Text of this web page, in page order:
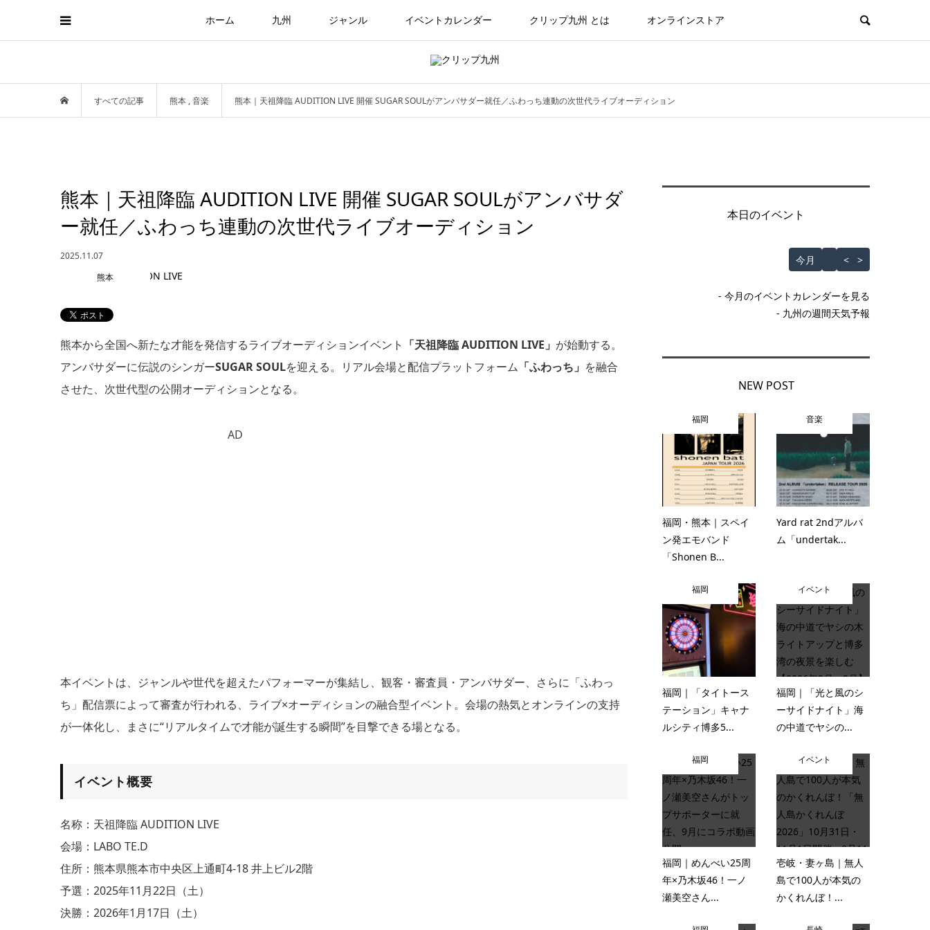
ホーム 九州 ジャンル イベントカレンダー クリップ九州 とは オンラインストア
すべての記事 熊本 ,音楽 熊本｜天祖降臨 AUDITION LIVE 開催 SUGAR SOULがアンバサダー就任／ふわっち連動の次世代ライブオーディション
熊本｜天祖降臨 AUDITION LIVE 開催 SUGAR SOULがアンバサダ
ー就任／ふわっち連動の次世代ライブオーディション
2025.11.07
熊本
熊本から全国へ新たな才能を発信するライブオーディションイベント 「天祖降臨 AUDITION LIVE」 が始動する。
アンバサダーに伝説のシンガーSUGAR SOULを迎える。リアル会場と配信プラットフォーム 「ふわっち」 を融合
させた、次世代型の公開オーディションとなる。
AD
本イベントは、ジャンルや世代を超えたパフォーマーが集結し、観客・審査員・アンバサダー、さらに「ふわっ
ち」配信票によって審査が行われる、ライブ×オーディションの融合型イベント。会場の熱気とオンラインの支持
が一体化し、まさに“リアルタイムで才能が誕生する瞬間”を目撃できる場となる。
イベント概要
名称：天祖降臨 AUDITION LIVE
会場：LABO TE.D
住所：熊本県熊本市中央区上通町4-18 井上ビル2階
予選：2025年11月22日（土）
決勝：2026年1月17日（土）
本日のイベント
今月 < >
- 今月のイベントカレンダーを見る
- 九州の週間天気予報
NEW POST
福岡
福岡・熊本｜スペイ
ン発エモバンド
「Shonen B...
音楽
Yard rat 2ndアルバ
ム「undertak...
福岡
福岡｜「タイトース
テーション」キャナ
ルシティ博多5...
イベント
福岡｜「光と風のシ
ーサイドナイト」海
の中道でヤシの...
福岡
福岡｜めんべい25周
年×乃木坂46！一ノ
瀬美空さん...
イベント
壱岐・妻ヶ島｜無人
島で100人が本気の
かくれんぼ！...